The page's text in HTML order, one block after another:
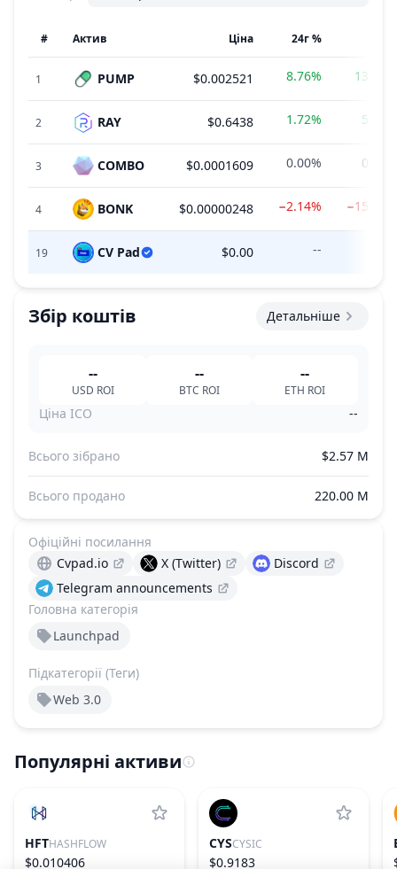
# Актив Ціна 24г %
1 PUMP $0.002521 8.76% 13.97%
2 RAY $0.6438 1.72% 5.56%
3 COMBO $0.0001609 0.00% 0.00%
4 BONK $0.00000248 −2.14% −15.13%
19 CV Pad $0.00 --
Збір коштів Детальніше
--
USD ROI
--
BTC ROI
--
ETH ROI
Ціна ICO --
Всього зібрано $2.57 M
Всього продано 220.00 M
Головна категорія
Launchpad
Підкатегорії (Теги)
Web 3.0
Офіційні посилання
Cvpad.io
X (Twitter)
Discord
Telegram announcements
Популярні активи
HFTHASHFLOW
$0.010406
CYSCYSIC
$0.9183